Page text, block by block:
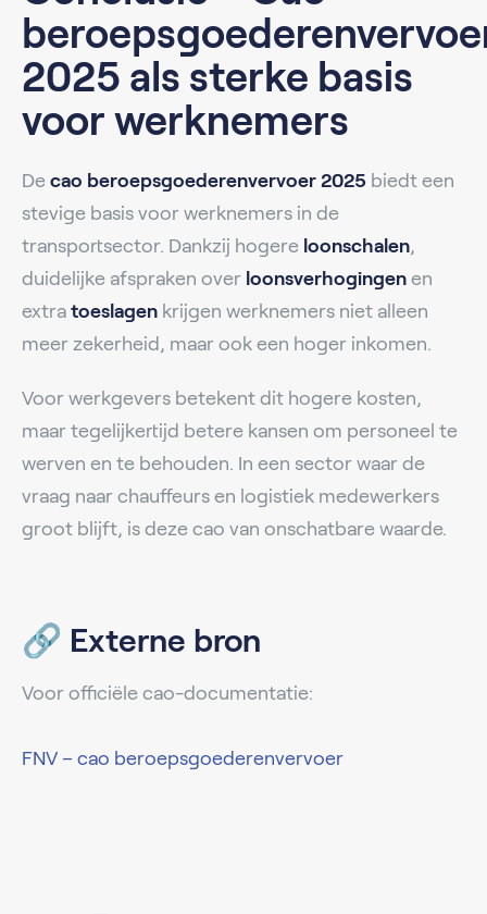
2025 als sterke basis
voor werknemers
De cao beroepsgoederenvervoer 2025 biedt een
stevige basis voor werknemers in de
transportsector. Dankzij hogere loonschalen,
duidelijke afspraken over loonsverhogingen en
extra toeslagen krijgen werknemers niet alleen
meer zekerheid, maar ook een hoger inkomen.
Voor werkgevers betekent dit hogere kosten,
maar tegelijkertijd betere kansen om personeel te
werven en te behouden. In een sector waar de
vraag naar chauffeurs en logistiek medewerkers
groot blijft, is deze cao van onschatbare waarde.
🔗 Externe bron
Voor officiële cao-documentatie:
FNV – cao beroepsgoederenvervoer